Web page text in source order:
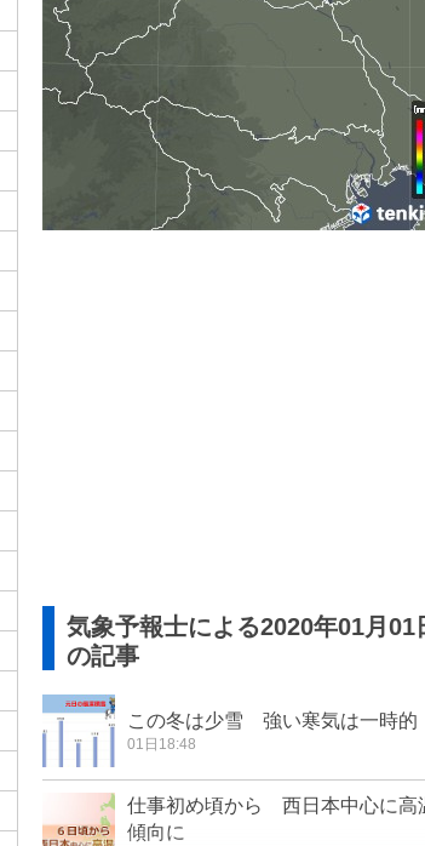
気象予報士による2020年01月01
の記事
この冬は少雪 強い寒気は一時的
01日18:48
仕事初め頃から 西日本中心に高
傾向に